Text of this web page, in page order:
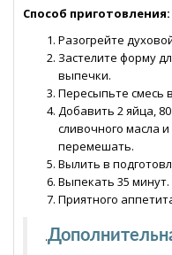
Способ приготовления:
Разогрейте
Застелите форму
выпечки.
Пересыпьте смесь
Добавить 2 яйца,
сливочного масла
перемешать.
Вылить в
Выпекать 35 минут.
Приятного
.